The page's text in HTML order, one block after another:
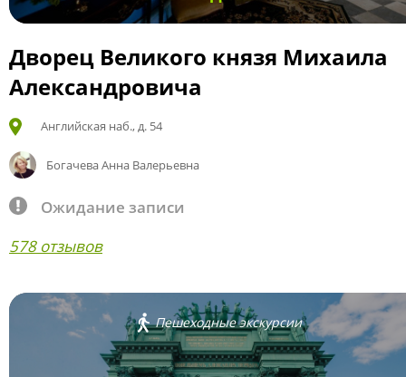
Дворец Великого князя Михаила
Александровича
Английская наб., д. 54
Богачева Анна Валерьевна
Ожидание записи
578 отзывов
Пешеходные экскурсии